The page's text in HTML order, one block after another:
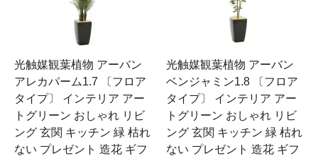
光触媒観葉植物 アーバン
アレカパーム1.7 〔フロア
タイプ〕 インテリア アー
トグリーン おしゃれ リビ
ング 玄関 キッチン 緑 枯れ
ない プレゼント 造花 ギフ
光触媒観葉植物 アーバン
ベンジャミン1.8 〔フロア
タイプ〕 インテリア アー
トグリーン おしゃれ リビ
ング 玄関 キッチン 緑 枯れ
ない プレゼント 造花 ギフ